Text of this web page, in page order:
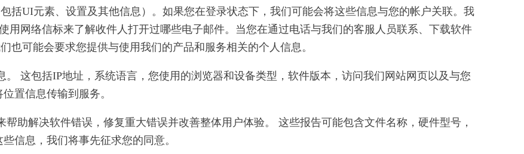
括UI元素、设置及其他信息）。如果您在登录状态下，我们可能会将这些信息与您的帐户关联。我
用网络信标来了解收件人打开过哪些电子邮件。当您在通过电话与我们的客服人员联系、下载软件
也可能会要求您提供与使用我们的产品和服务相关的个人信息。
这包括IP地址，系统语言，您使用的浏览器和设备类型，软件版本，访问我们网站网页以及与您
置信息传输到服务。
助解决软件错误，修复重大错误并改善整体用户体验。 这些报告可能包含文件名称，硬件型号，
信息，我们将事先征求您的同意。